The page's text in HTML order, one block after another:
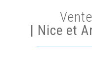
| Nice et